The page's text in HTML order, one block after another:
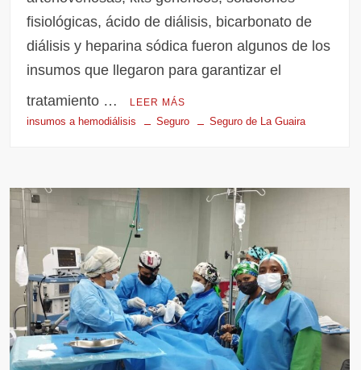
fisiológicas, ácido de diálisis, bicarbonato de
diálisis y heparina sódica fueron algunos de los
insumos que llegaron para garantizar el
tratamiento …
LEER MÁS
insumos a hemodiálisis Seguro Seguro de La Guaira